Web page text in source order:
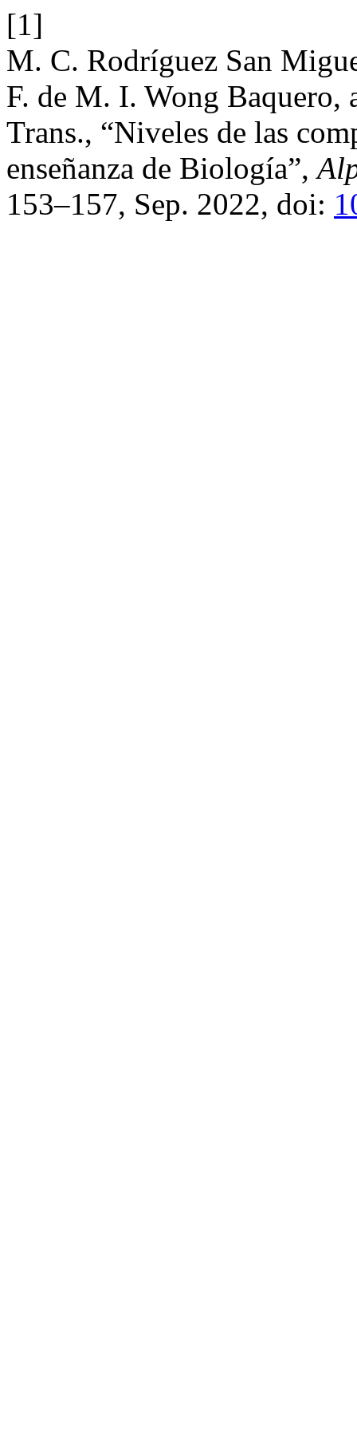
[1]
M. C. Rodríguez San
F. de M. I. Wong Baquero,
Trans., “Niveles de las
enseñanza de Biología”,
153–157, Sep. 2022, doi: